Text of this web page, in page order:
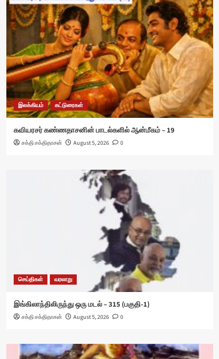
இலக்கியம் கட்டுரைகள்
கவியரசர் கண்ணதாசனின் பாடல்களில் ஆன்மீகம் – 19
சக்தி சக்திதாசன் August 5, 2026 0
செய்திகள் வரலாறு
இங்கிலாந்திலிருந்து ஒரு மடல் – 315 (பகுதி-1)
சக்தி சக்திதாசன் August 5, 2026 0